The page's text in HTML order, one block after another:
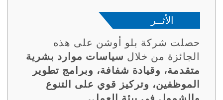
الأثــر
حصلت شركة بلو أوشن على هذه
الجائزة من خلال سياسات موارد بشرية
متقدمة، وقيادة شفافة، وبرامج تطوير
الموظفين، وتركيز قوي على التنوع